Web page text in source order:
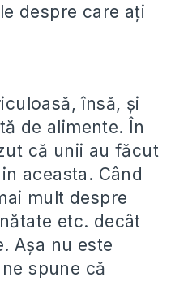
despre care ați
însă, și
de alimente. În
că unii au făcut
aceasta. Când
mult despre
etc. decât
Așa nu este
spune că